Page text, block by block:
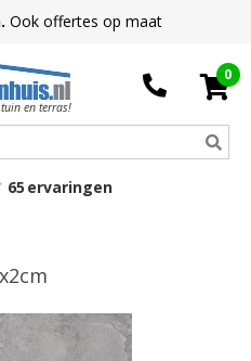
Ook offertes op maat
en terras!
0
65 ervaringen